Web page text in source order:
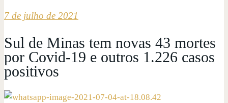
7 de julho de 2021
Sul de Minas tem novas 43 mortes
por Covid-19 e outros 1.226 casos
positivos